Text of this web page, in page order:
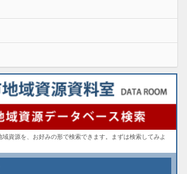
資源を、お好みの形で検索できます。まずは検索してみよ